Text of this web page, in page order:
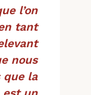
l’on
tant
nous
que la